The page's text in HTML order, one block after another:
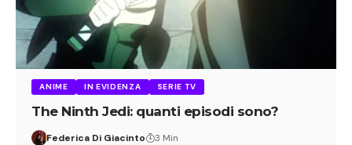
ANIME IN EVIDENZA SERIE TV
The Ninth Jedi: quanti episodi sono?
Federica Di Giacinto 3 Min